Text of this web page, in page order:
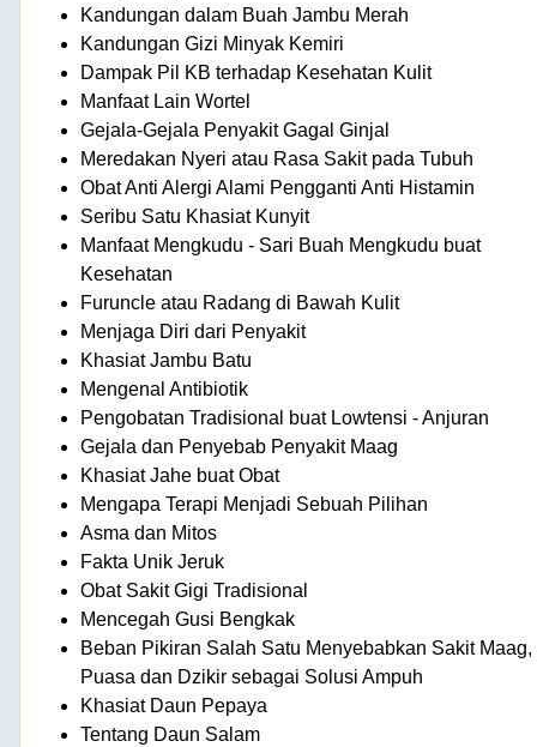
Kandungan dalam Buah Jambu Merah
Kandungan Gizi Minyak Kemiri
Dampak Pil KB terhadap Kesehatan Kulit
Manfaat Lain Wortel
Gejala-Gejala Penyakit Gagal Ginjal
Meredakan Nyeri atau Rasa Sakit pada Tubuh
Obat Anti Alergi Alami Pengganti Anti Histamin
Seribu Satu Khasiat Kunyit
Manfaat Mengkudu - Sari Buah Mengkudu buat
Kesehatan
Furuncle atau Radang di Bawah Kulit
Menjaga Diri dari Penyakit
Khasiat Jambu Batu
Mengenal Antibiotik
Pengobatan Tradisional buat Lowtensi - Anjuran
Gejala dan Penyebab Penyakit Maag
Khasiat Jahe buat Obat
Mengapa Terapi Menjadi Sebuah Pilihan
Asma dan Mitos
Fakta Unik Jeruk
Obat Sakit Gigi Tradisional
Mencegah Gusi Bengkak
Beban Pikiran Salah Satu Menyebabkan Sakit Maag,
Puasa dan Dzikir sebagai Solusi Ampuh
Khasiat Daun Pepaya
Tentang Daun Salam